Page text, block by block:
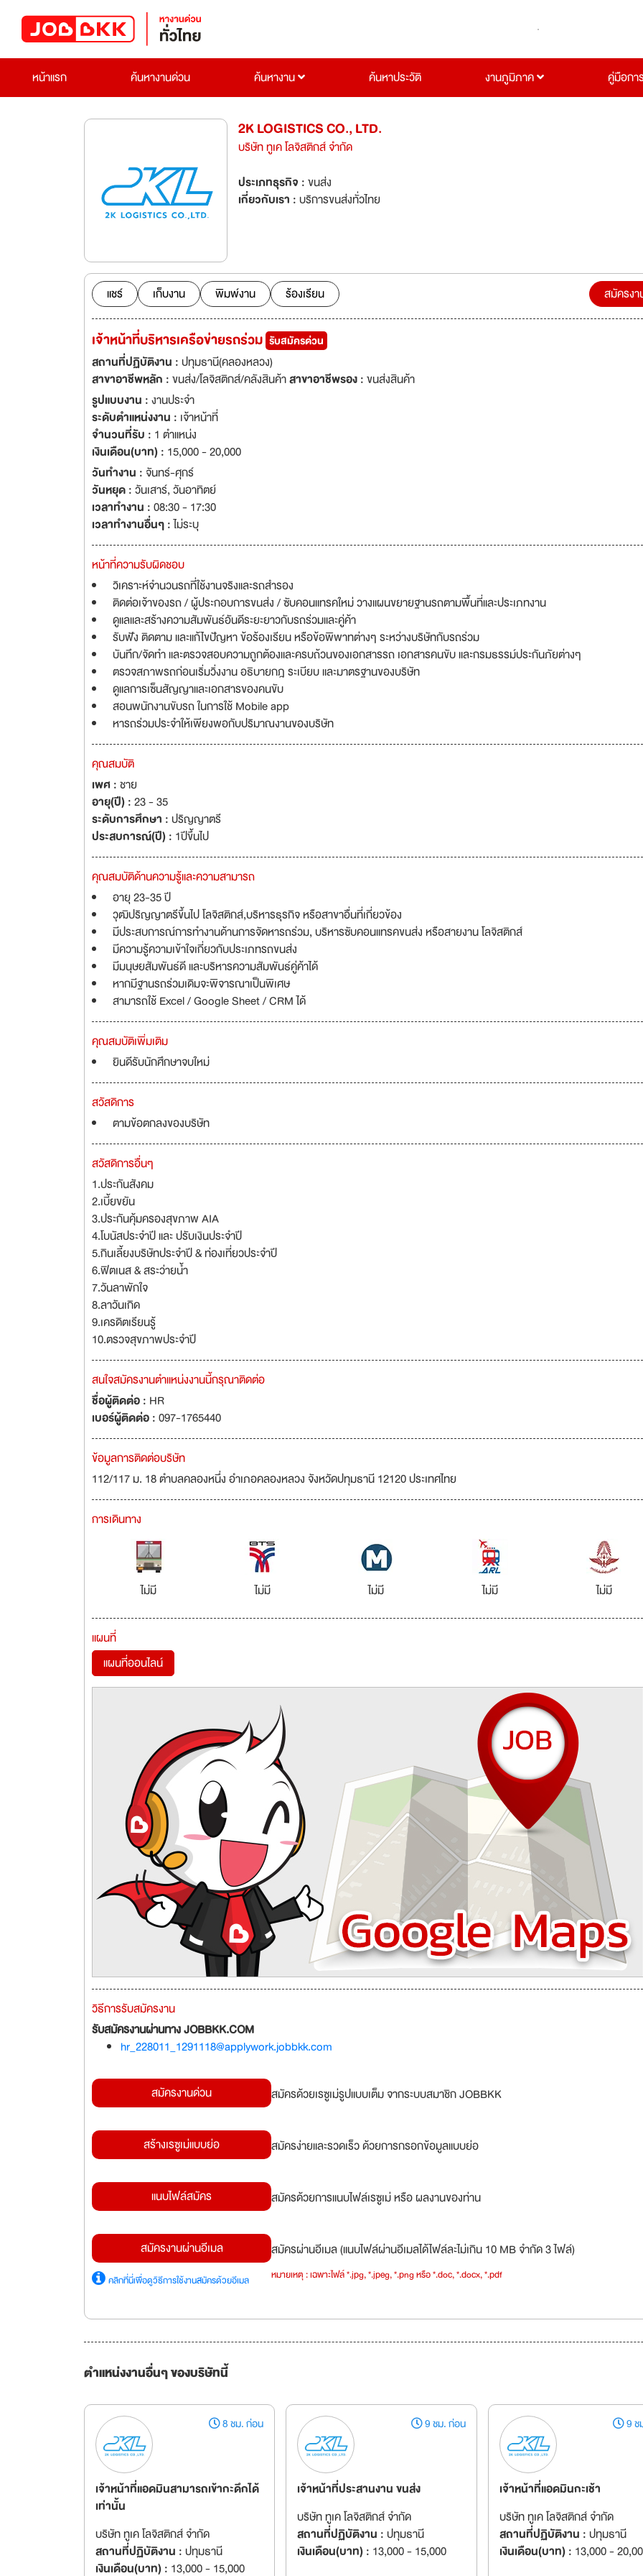
หน้าแรก
ค้นหางานด่วน ค้นหางาน ค้นหาประวัติ งานภูมิภาค คู่มือกา
2K LOGISTICS CO., LTD.
บริษัท ทูเค โลจิสติกส์ จำกัด
ประเภทธุรกิจ :ขนส่ง
เกี่ยวกับเรา :บริการขนส่งทั่วไทย
แชร์ เก็บงาน พิมพ์งาน ร้องเรียน สมัครง
เจ้าหน้าที่บริหารเครือข่ายรถร่วม รับสมัครด่วน
สถานที่ปฏิบัติงาน :ปทุมธานี(คลองหลวง)
สาขาอาชีพหลัก :ขนส่ง/โลจิสติกส์/คลังสินค้าสาขาอาชีพรอง :ขนส่งสินค้า
รูปแบบงาน :งานประจำ
ระดับตำแหน่งงาน : เจ้าหน้าที่
จำนวนที่รับ : 1 ตำแหน่ง
เงินเดือน(บาท) : 15,000 - 20,000
วันทำงาน : จันทร์-ศุกร์
วันหยุด :วันเสาร์,วันอาทิตย์
เวลาทำงาน :08:30 - 17:30
เวลาทำงานอื่นๆ :ไม่ระบุ
หน้าที่ความรับผิดชอบ
วิเคราะห์จำนวนรถที่ใช้งานจริงและรถสำรอง
ติดต่อเจ้าของรถ / ผู้ประกอบการขนส่ง / ซับคอนแทรคใหม่ วางแผนขยายฐานรถตามพื้นที่และประเภทงาน
ดูแลและสร้างความสัมพันธ์อันดีระยะยาวกับรถร่วมและคู่ค้า
รับฟัง ติดตาม และแก้ไขปัญหา ข้อร้องเรียน หรือข้อพิพาทต่างๆ ระหว่างบริษัทกับรถร่วม
บันทึก/จัดทำ และตรวจสอบความถูกต้องและครบถ้วนของเอกสารรถ เอกสารคนขับ และกรมธรรม์ประกันภัยต่างๆ
ตรวจสภาพรถก่อนเริ่มวิ่งงาน อธิบายกฎ ระเบียบ และมาตรฐานของบริษัท
ดูแลการเซ็นสัญญาและเอกสารของคนขับ
สอนพนักงานขับรถ ในการใช้ Mobile app
หารถร่วมประจำให้เพียงพอกับปริมาณงานของบริษัท
คุณสมบัติ
เพศ :ชาย
อายุ(ปี) :23 - 35
ระดับการศึกษา :ปริญญาตรี
ประสบการณ์(ปี) : 1ปีขึ้นไป
คุณสมบัติด้านความรู้และความสามารถ
อายุ 23-35 ปี
วุฒิปริญญาตรีขึ้นไป โลจิสติกส์,บริหารธุรกิจ หรือสาขาอื่นที่เกี่ยวข้อง
มีประสบการณ์การทำงานด้านการจัดหารถร่วม, บริหารซับคอนแทรคขนส่ง หรือสายงาน โลจิสติกส์
มีความรู้ความเข้าใจเกี่ยวกับประเภทรถขนส่ง
มีมนุษยสัมพันธ์ดี และบริหารความสัมพันธ์คู่ค้าได้
หากมีฐานรถร่วมเดิมจะพิจารณาเป็นพิเศษ
สามารถใช้ Excel / Google Sheet / CRM ได้
คุณสมบัติเพิ่มเติม
ยินดีรับนักศึกษาจบใหม่
สวัสดิการ
ตามข้อตกลงของบริษัท
สวัสดิการอื่นๆ
1.ประกันสังคม
2.เบี้ยขยัน
3.ประกันคุ้มครองสุขภาพ AIA
4.โบนัสประจำปี และ ปรับเงินประจำปี
5.กินเลี้ยงบริษัทประจำปี & ท่องเที่ยวประจำปี
6.ฟิตเนส & สระว่ายน้ำ
7.วันลาพักใจ
8.ลาวันเกิด
9.เครดิตเรียนรู้
10.ตรวจสุขภาพประจำปี
สนใจสมัครงานตำแหน่งงานนี้กรุณาติดต่อ
ชื่อผู้ติดต่อ : HR
เบอร์ผู้ติดต่อ :097-1765440
ข้อมูลการติดต่อบริษัท
112/117 ม. 18 ตำบลคลองหนึ่ง อำเภอคลองหลวง จังหวัดปทุมธานี 12120 ประเทศไทย
การเดินทาง
ไม่มี ไม่มี ไม่มี ไม่มี ไม่มี
แผนที่
แผนที่ออนไลน์
วิธีการรับสมัครงาน
รับสมัครงานผ่านทาง JOBBKK.COM
hr_228011_1291118@applywork.jobbkk.com
สมัครงานด่วน สมัครด้วยเรซูเม่รูปแบบเต็ม จากระบบสมาชิก JOBBKK
สร้างเรซูเม่แบบย่อ สมัครง่ายและรวดเร็ว ด้วยการกรอกข้อมูลแบบย่อ
แนบไฟล์สมัคร สมัครด้วยการแนบไฟล์เรซูเม่ หรือ ผลงานของท่าน
สมัครงานผ่านอีเมล
คลิกที่นี่เพื่อดูวิธีการใช้งานสมัครด้วยอีเมล
สมัครผ่านอีเมล (แนบไฟล์ผ่านอีเมลได้ไฟล์ละไม่เกิน 10 MB จำกัด 3 ไฟล์)
หมายเหตุ : เฉพาะไฟล์ *.jpg, *.jpeg, *.png หรือ *.doc, *.docx, *.pdf
ตำแหน่งงานอื่นๆ ของบริษัทนี้
8 ชม. ก่อน
เจ้าหน้าที่แอดมินสามารถเข้ากะดึกได้
เท่านั้น
บริษัท ทูเค โลจิสติกส์ จำกัด
สถานที่ปฏิบัติงาน :ปทุมธานี
เงินเดือน(บาท) : 13,000 - 15,000
9 ชม. ก่อน
เจ้าหน้าที่ประสานงาน ขนส่ง
บริษัท ทูเค โลจิสติกส์ จำกัด
สถานที่ปฏิบัติงาน :ปทุมธานี
เงินเดือน(บาท) : 13,000 - 15,000
9 ช
เจ้าหน้าที่แอดมินกะเช้า
บริษัท ทูเค โลจิสติกส์ จำกัด
สถานที่ปฏิบัติงาน :ปทุมธานี
เงินเดือน(บาท) : 13,000 -